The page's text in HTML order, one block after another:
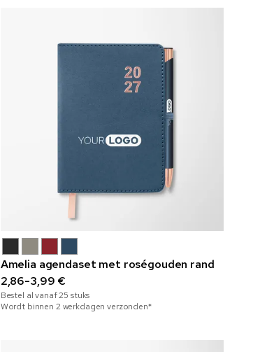
Amelia agendaset met roségouden rand
2,86-3,99 €
Bestel al vanaf25 stuks
Wordt binnen 2 werkdagen verzonden*